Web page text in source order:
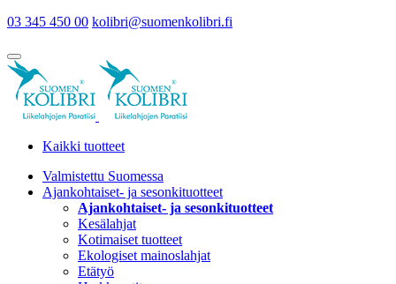
03 345 450 00 kolibri@suomenkolibri.fi
Kaikki tuotteet
Valmistettu Suomessa
Ajankohtaiset- ja sesonkituotteet
Ajankohtaiset- ja sesonkituotteet
Kesälahjat
Kotimaiset tuotteet
Ekologiset mainoslahjat
Etätyö